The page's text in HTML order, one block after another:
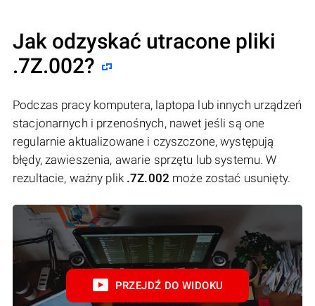
Jak odzyskać utracone pliki
.7Z.002?
Podczas pracy komputera, laptopa lub innych urządzeń
stacjonarnych i przenośnych, nawet jeśli są one
regularnie aktualizowane i czyszczone, występują
błędy, zawieszenia, awarie sprzętu lub systemu. W
rezultacie, ważny plik .7Z.002 może zostać usunięty.
PRZEJDŹ DO WIDOKU